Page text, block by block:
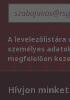
A
személyes
megfelelően
Hívjon minket